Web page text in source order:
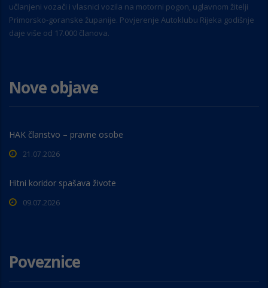
učlanjeni vozači i vlasnici vozila na motorni pogon, uglavnom žitelji
Primorsko-goranske županije. Povjerenje Autoklubu Rijeka godišnje
daje više od 17.000 članova.
Nove objave
HAK članstvo – pravne osobe
21.07.2026
Hitni koridor spašava živote
09.07.2026
Poveznice